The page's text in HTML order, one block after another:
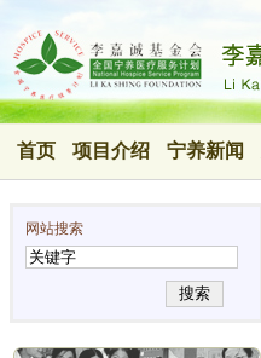
首页 项目介绍 宁养新闻
网站搜索
搜索